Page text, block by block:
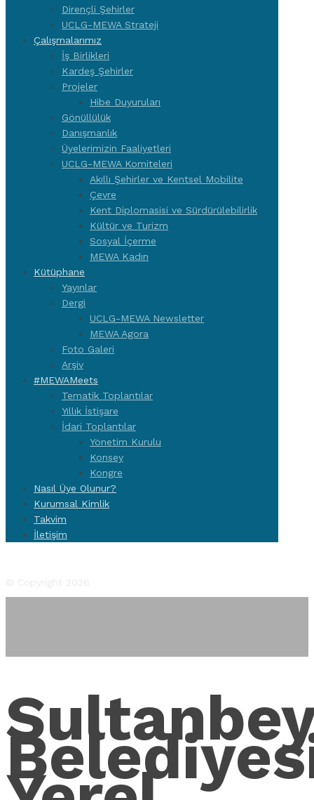
Dirençli Şehirler
UCLG-MEWA Strateji
Çalışmalarımız
İş Birlikleri
Kardeş Şehirler
Projeler
Hibe Duyuruları
Gönüllülük
Danışmanlık
Üyelerimizin Faaliyetleri
UCLG-MEWA Komiteleri
Akıllı Şehirler ve Kentsel Mobilite
Çevre
Kent Diplomasisi ve Sürdürülebilirlik
Kültür ve Turizm
Sosyal İçerme
MEWA Kadın
Kütüphane
Yayınlar
Dergi
UCLG-MEWA Newsletter
MEWA Agora
Foto Galeri
Arşiv
#MEWAMeets
Tematik Toplantılar
Yıllık İstişare
İdari Toplantılar
Yönetim Kurulu
Konsey
Kongre
Nasıl Üye Olunur?
Kurumsal Kimlik
Takvim
İletişim